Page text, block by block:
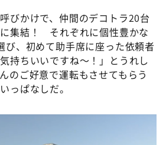
びかけで、仲間のデコトラ20台
集結！ それぞれに個性豊かな
び、初めて助手席に座った依頼者
持ちいいですね〜！」とうれし
のご好意で運転もさせてもらう
っぱなしだ。